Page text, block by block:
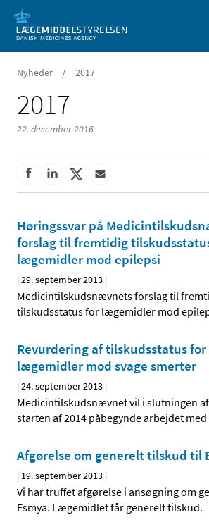
Nyheder / 2017
2017
22. december 2016
Høringssvar på
forslag til fremtidig
lægemidler mod epilepsi
|29. september 2013 |
Medicintilskudsnævnets forslag til
tilskudsstatus for lægemidler mod
Revurdering af tilskudsstatus for
lægemidler mod svage smerter
|24. september 2013 |
Medicintilskudsnævnet vil i slutningen
starten af 2014 påbegynde arbejdet
Afgørelse om generelt tilskud til
| 19. september 2013 |
Vi har truffet afgørelse i ansøgning om
Esmya. Lægemidlet får generelt tilskud.